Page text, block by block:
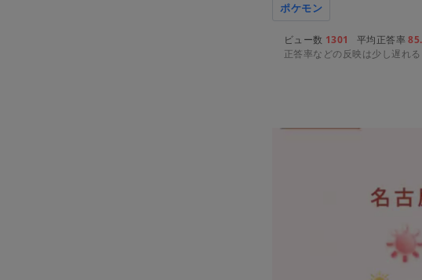
ポケモン
ビュー数 1301 平均正答率
正答率などの反映は少し遅れる